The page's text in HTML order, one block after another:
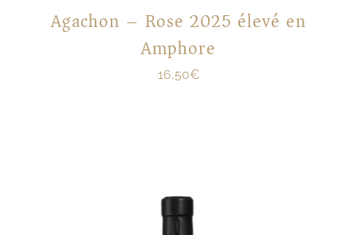
Agachon – Rose 2025 élevé en
Amphore
16,50€